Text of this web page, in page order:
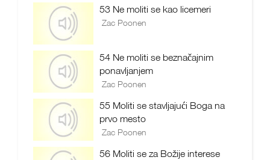
53 Ne moliti se kao licemeri
Zac Poonen
54 Ne moliti se beznačajnim
ponavljanjem
Zac Poonen
55 Moliti se stavljajući Boga na
prvo mesto
Zac Poonen
56 Moliti se za Božije interese